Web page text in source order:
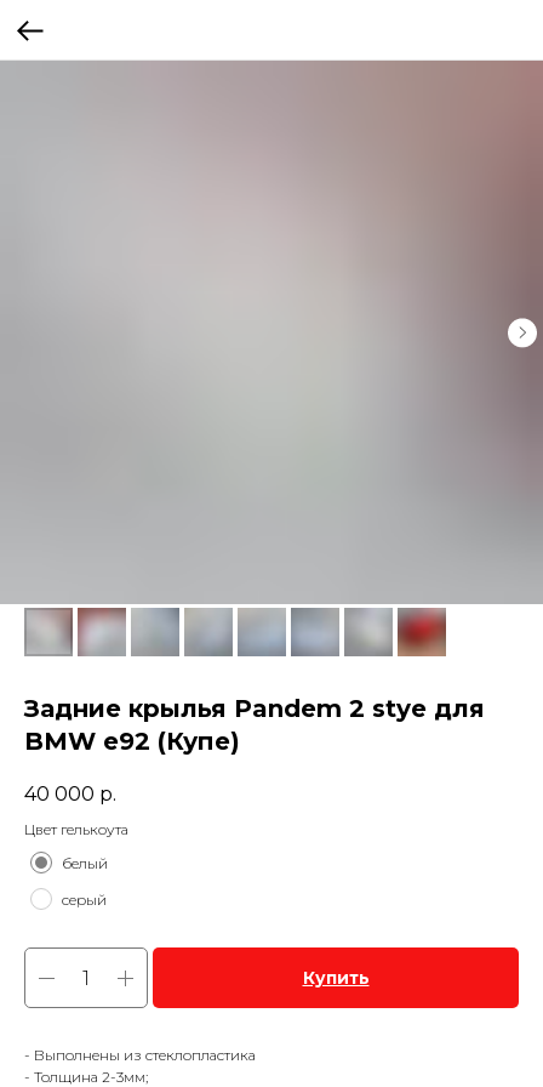
Задние крылья Pandem 2 stye для
BMW e92 (Купе)
40 000 р.
Цвет гелькоута
белый
серый
Купить
- Выполнены из стеклопластика
- Толщина 2-3мм;